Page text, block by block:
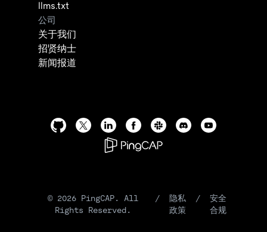
llms.txt
公司
关于我们
招贤纳士
新闻报道
© 2026 PingCAP. All
Rights Reserved.
/
隐私
政策
/
安全
合规